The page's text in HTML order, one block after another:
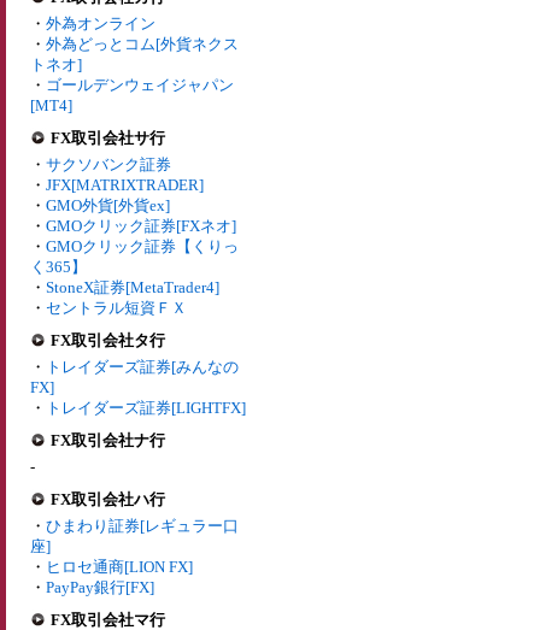
・ 外為オンライン
・ 外為どっとコム[外貨ネクス
トネオ]
・ ゴールデンウェイジャパン
[MT4]
FX取引会社サ行
・ サクソバンク証券
・ JFX[MATRIXTRADER]
・ GMO外貨[外貨ex]
・ GMOクリック証券[FXネオ]
・ GMOクリック証券【くりっ
く365】
・ StoneX証券[MetaTrader4]
・ セントラル短資ＦＸ
FX取引会社タ行
・ トレイダーズ証券[みんなの
FX]
・ トレイダーズ証券[LIGHTFX]
FX取引会社ナ行
-
FX取引会社ハ行
・ ひまわり証券[レギュラー口
座]
・ ヒロセ通商[LION FX]
・ PayPay銀行[FX]
FX取引会社マ行